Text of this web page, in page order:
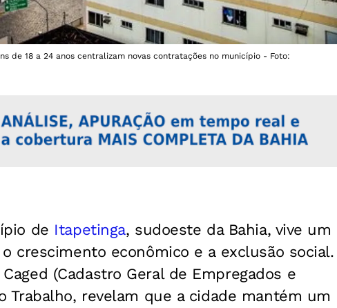
de 18 a 24 anos centralizam novas contratações no município - Foto:
de Itapetinga, sudoeste da Bahia, vive um
crescimento econômico e a exclusão social.
(Cadastro Geral de Empregados e
Trabalho, revelam que a cidade mantém um